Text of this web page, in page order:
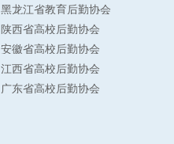
黑龙江省教育后勤协会
陕西省高校后勤协会
安徽省高校后勤协会
江西省高校后勤协会
广东省高校后勤协会